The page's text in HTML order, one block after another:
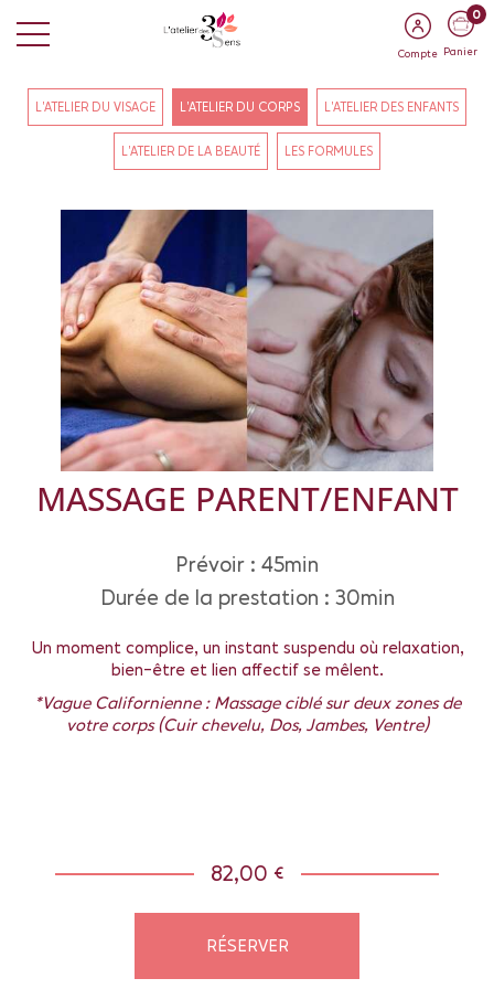
Compte
0
Panier
L'ATELIER DU VISAGE L'ATELIER DU CORPS L'ATELIER DES ENFANTS
L'ATELIER DE LA BEAUTÉ LES FORMULES
MASSAGE PARENT/ENFANT
Prévoir : 45min
Durée de la prestation : 30min
Un moment complice, un instant suspendu où relaxation,
bien-être et lien affectif se mêlent.
*Vague Californienne : Massage ciblé sur deux zones de
votre corps (Cuir chevelu, Dos, Jambes, Ventre)
RÉSERVER
82,00 €